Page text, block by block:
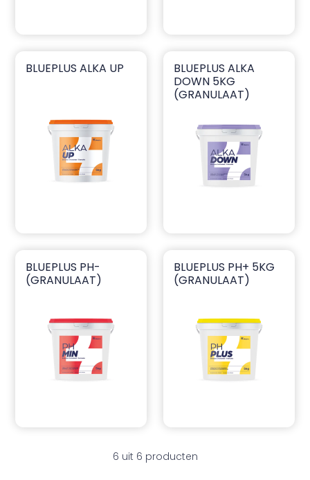
blueplus Alka Up
BLUEPLUS ALKA UP blueplus Alka Down 5kg
BLUEPLUS ALKA
DOWN 5KG
(GRANULAAT)
blueplus ph- (granulaat)
BLUEPLUS PH-
(GRANULAAT)
blueplus ph+ 5kg
BLUEPLUS PH+ 5KG
(GRANULAAT)
6 uit 6 producten